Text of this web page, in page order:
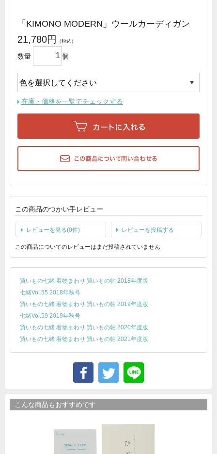
「KIMONO MODERN」ウールカーディガン
21,780円
数量 個
在庫・価格を一覧でチェックする
この商品のつかい手レビュー
レビューを見る(0件) レビューを投稿する
この商品についてのレビューはまだ投稿されていません
買いもの七緒 着物まわり 買いもの帖 2018年度版
七緒Vol.55 2018年秋号
買いもの七緒 着物まわり 買いもの帖 2019年度版
七緒Vol.59 2019年秋号
買いもの七緒 着物まわり 買いもの帖 2020年度版
買いもの七緒 着物まわり 買いもの帖 2021年度版
こんな商品もおすすめです